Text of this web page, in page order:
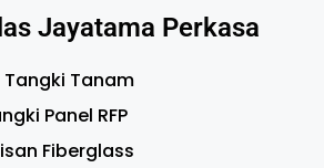
Jayatama Perkasa
Tanam
Panel RFP
Fiberglass